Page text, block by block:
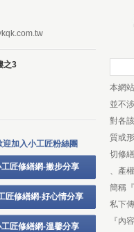
之3
迎加入小工匠粉絲團
匠修繕網-撇步分享
匠修繕網-好心情分享
匠修繕網-溫馨分享
本網
並不
對各
質或
切修
、產
簡稱
私下
『內